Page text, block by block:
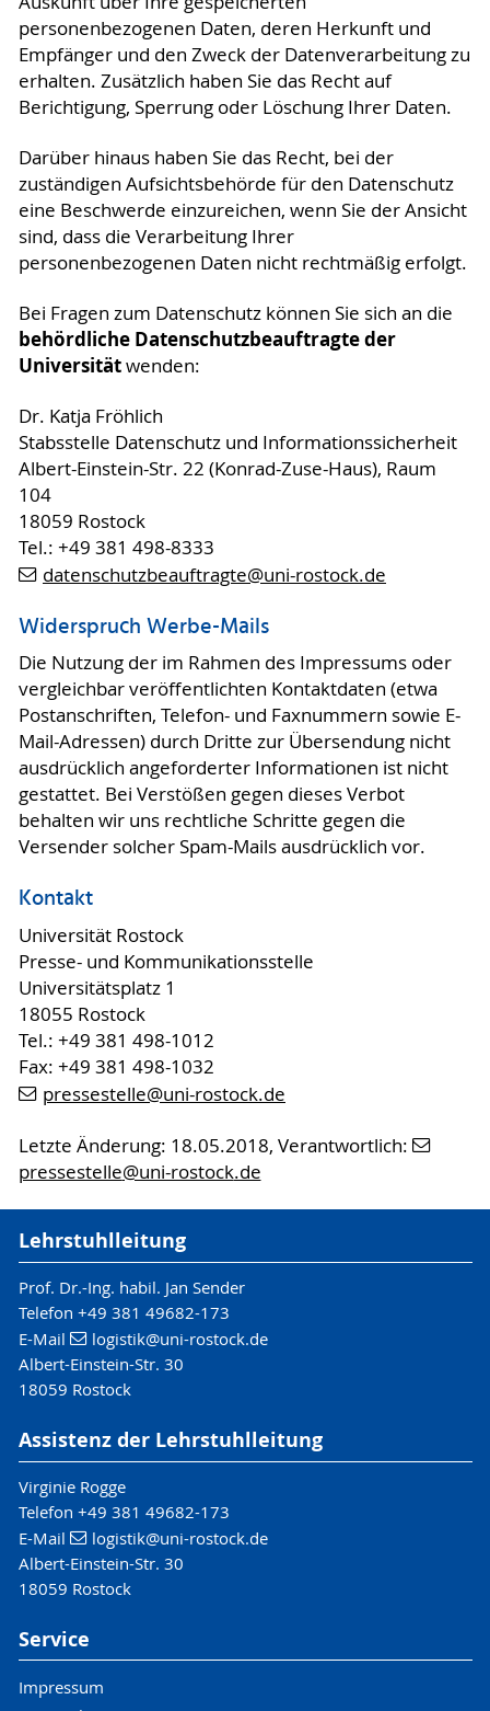
personenbezogenen Daten, deren Herkunft und
Empfänger und den Zweck der Datenverarbeitung zu
erhalten. Zusätzlich haben Sie das Recht auf
Berichtigung, Sperrung oder Löschung Ihrer Daten.
Darüber hinaus haben Sie das Recht, bei der
zuständigen Aufsichtsbehörde für den Datenschutz
eine Beschwerde einzureichen, wenn Sie der Ansicht
sind, dass die Verarbeitung Ihrer
personenbezogenen Daten nicht rechtmäßig erfolgt.
Bei Fragen zum Datenschutz können Sie sich an die
behördliche Datenschutzbeauftragte der
Universitätwenden:
Dr. Katja Fröhlich
Stabsstelle Datenschutz und Informationssicherheit
Albert-Einstein-Str. 22 (Konrad-Zuse-Haus), Raum
104
18059 Rostock
Tel.: +49 381 498-8333
datenschutzbeauftragte@uni-rostock.de
Widerspruch Werbe-Mails
Die Nutzung der im Rahmen des Impressums oder
vergleichbar veröffentlichten Kontaktdaten (etwa
Postanschriften, Telefon- und Faxnummern sowie E-
Mail-Adressen) durch Dritte zur Übersendung nicht
ausdrücklich angeforderter Informationen ist nicht
gestattet. Bei Verstößen gegen dieses Verbot
behalten wir uns rechtliche Schritte gegen die
Versender solcher Spam-Mails ausdrücklich vor.
Kontakt
Universität Rostock
Presse- und Kommunikationsstelle
Universitätsplatz 1
18055 Rostock
Tel.: +49 381 498-1012
Fax: +49 381 498-1032
pressestelle@uni-rostock.de
Letzte Änderung: 18.05.2018, Verantwortlich:
pressestelle@uni-rostock.de
Lehrstuhlleitung
Prof. Dr.-Ing. habil. Jan Sender
Telefon +49 381 49682-173
E-Mail
logistik@uni-rostock.de
Albert-Einstein-Str. 30
18059 Rostock
Assistenz der Lehrstuhlleitung
Virginie Rogge
Telefon +49 381 49682-173
E-Mail
logistik@uni-rostock.de
Albert-Einstein-Str. 30
18059 Rostock
Service
Impressum